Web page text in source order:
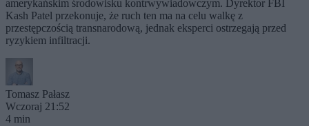
amerykańskim środowisku kontrwywiadowczym. Dyrektor FBI
Kash Patel przekonuje, że ruch ten ma na celu walkę z
przestępczością transnarodową, jednak eksperci ostrzegają przed
ryzykiem infiltracji.
Tomasz Pałasz
Wczoraj 21:52
4 min